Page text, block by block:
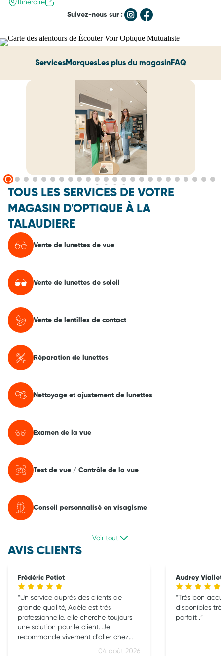
Itinéraire
Suivez-nous sur :
ServicesMarquesLes plus du magasinFAQ
TOUS LES SERVICES DE VOTRE
MAGASIN D'OPTIQUE À LA
TALAUDIERE
Vente de lunettes de vue
Vente de lunettes de soleil
Vente de lentilles de contact
Réparation de lunettes
Nettoyage et ajustement de lunettes
Examen de la vue
Test de vue / Contrôle de la vue
Conseil personnalisé en visagisme
Voir tout
AVIS CLIENTS
Frédéric Petiot
04 août 2026
Un service auprès des clients de
grande qualité, Adèle est très
professionnelle, elle cherche toujours
une solution pour le client. Je
recommande vivement d'aller chez
Ecouter Voir à la Talaudière
Audrey
Très bon
disponibles
parfait .